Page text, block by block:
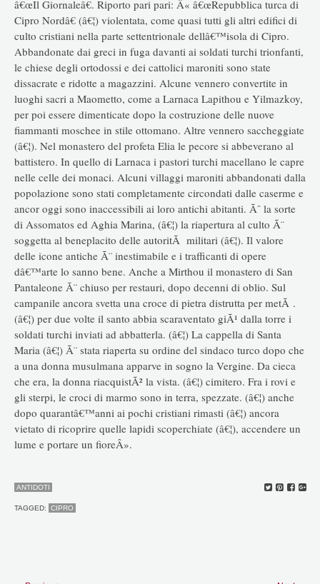
â€œIl Giornaleâ€. Riporto pari pari: Â« â€œRepubblica turca di
Cipro Nordâ€ (â€¦) violentata, come quasi tutti gli altri edifici di
culto cristiani nella parte settentrionale dellâ€™isola di Cipro.
Abbandonate dai greci in fuga davanti ai soldati turchi trionfanti,
le chiese degli ortodossi e dei cattolici maroniti sono state
dissacrate e ridotte a magazzini. Alcune vennero convertite in
luoghi sacri a Maometto, come a Larnaca Lapithou e Yilmazkoy,
per poi essere dimenticate dopo la costruzione delle nuove
fiammanti moschee in stile ottomano. Altre vennero saccheggiate
(â€¦). Nel monastero del profeta Elia le pecore si abbeverano al
battistero. In quello di Larnaca i pastori turchi macellano le capre
nelle celle dei monaci. Alcuni villaggi maroniti abbandonati dalla
popolazione sono stati completamente circondati dalle caserme e
ancor oggi sono inaccessibili ai loro antichi abitanti. Ãˆ la sorte
di Assomatos ed Aghia Marina, (â€¦) la riapertura al culto Ã¨
soggetta al beneplacito delle autoritÃ militari (â€¦). Il valore
delle icone antiche Ã¨ inestimabile e i trafficanti di opere
dâ€™arte lo sanno bene. Anche a Mirthou il monastero di San
Pantaleone Ã¨ chiuso per restauri, dopo decenni di oblio. Sul
campanile ancora svetta una croce di pietra distrutta per metÃ .
(â€¦) per due volte il santo abbia scaraventato giÃ¹ dalla torre i
soldati turchi inviati ad abbatterla. (â€¦) La cappella di Santa
Maria (â€¦) Ã¨ stata riaperta su ordine del sindaco turco dopo che
a una donna musulmana apparve in sogno la Vergine. Da cieca
che era, la donna riacquistÃ² la vista. (â€¦) cimitero. Fra i rovi e
gli sterpi, le croci di marmo sono in terra, spezzate. (â€¦) anche
dopo quarantâ€™anni ai pochi cristiani rimasti (â€¦) ancora
vietato di ricoprire quelle lapidi scoperchiate (â€¦), accendere un
lume e portare un fioreÂ».
ANTIDOTI
TAGGED: CIPRO